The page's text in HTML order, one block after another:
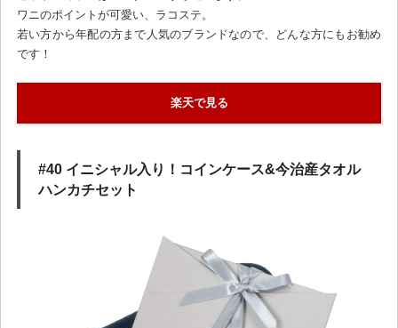
ワニのポイントが可愛い、ラコステ。
若い方から年配の方まで人気のブランドなので、どんな方にもお勧め
です！
楽天で見る
#40 イニシャル入り！コインケース&今治産タオル
ハンカチセット